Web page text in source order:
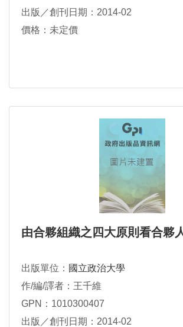
出版／創刊日期：2014-02
價格：未定價
由合夥組織之四大原則看合夥
出版單位： 國立政治大學
作/編/譯者：王千維
GPN：1010300407
出版／創刊日期：2014-02